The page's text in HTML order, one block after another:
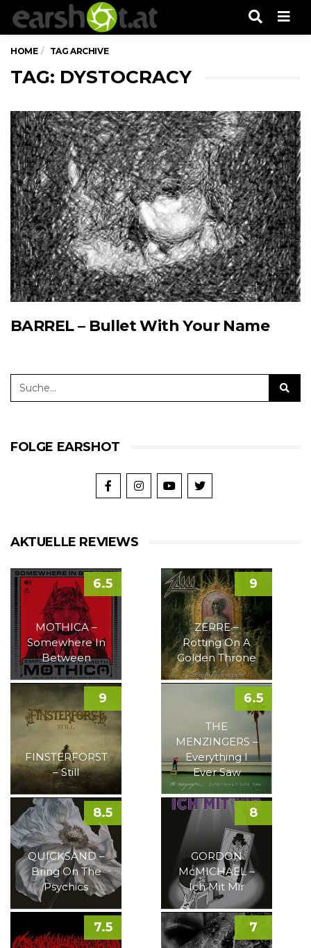
HOME TAG ARCHIVE
TAG: DYSTOCRACY
BARREL – Bullet With Your Name
FOLGE EARSHOT
AKTUELLE REVIEWS
MOTHICA –
Somewhere In
Between
6.5
ZERRE –
Rotting On A
Golden Throne
9
FINSTERFORST
– Still
9
THE
MENZINGERS –
Everything I
Ever Saw
6.5
QUICKSAND –
Bring On The
Psychics
8.5
GORDON
McMICHAEL –
Ich Mit Mir
8
7.5 7